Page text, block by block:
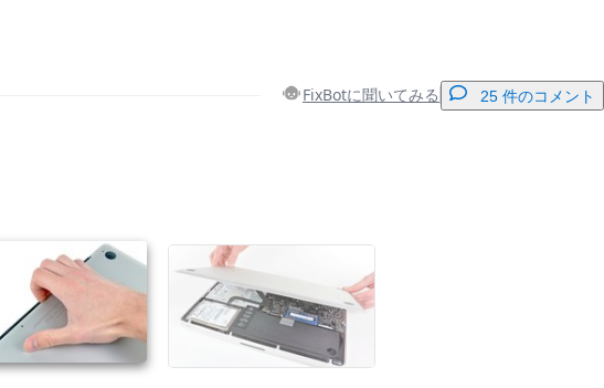
FixBotに聞いてみる 25 件のコメント
キャンセル